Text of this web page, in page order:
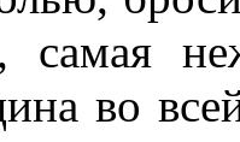
самая
во